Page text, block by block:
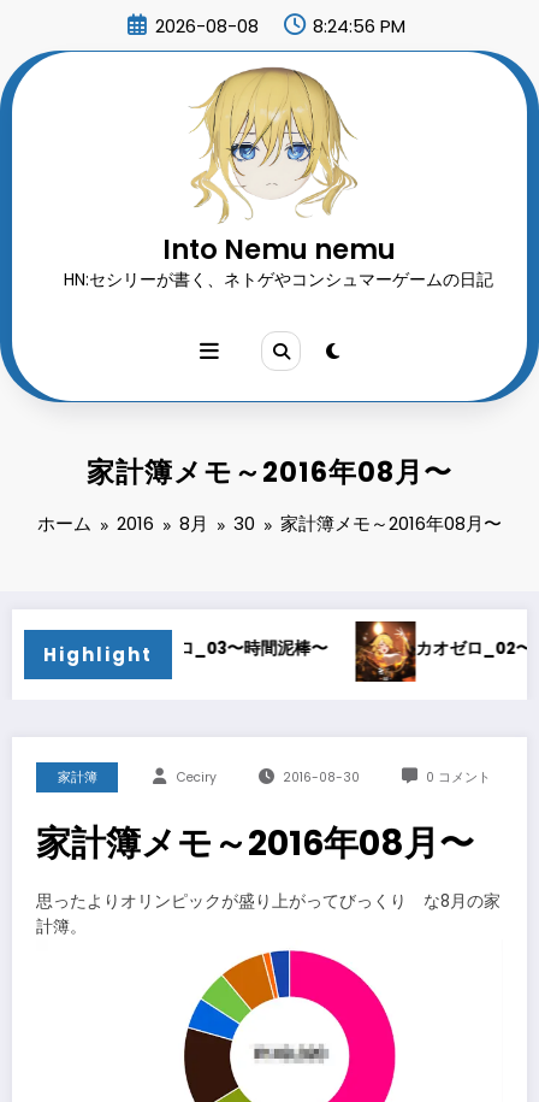
ン
ツ
2026-08-08 8:24:56 PM
Into Nemu nemu
HN:セシリーが書く、ネトゲやコンシュマーゲームの日記
家計簿メモ～2016年08月〜
ホーム 2016 8月 30 家計簿メモ～2016年08月〜
Highlight
カオゼロ_03〜時間泥棒〜 カオゼロ_02〜オルレア考察〜
家計簿 Ceciry 2016-08-30 0 コメント
家計簿メモ～2016年08月〜
思ったよりオリンピックが盛り上がってびっくり な8月の家
計簿。